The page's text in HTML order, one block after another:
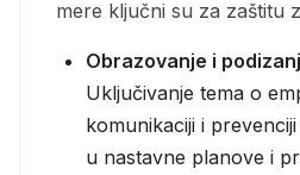
mere ključni su za zaštitu
Obrazovanje i
Uključivanje tema o
komunikaciji i
u nastavne planove i